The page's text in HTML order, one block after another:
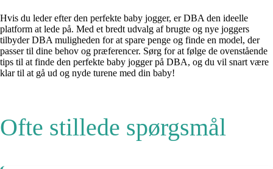
Hvis du leder efter den perfekte baby jogger, er DBA den ideelle
platform at lede på. Med et bredt udvalg af brugte og nye joggers
tilbyder DBA muligheden for at spare penge og finde en model, der
passer til dine behov og præferencer. Sørg for at følge de ovenstående
tips til at finde den perfekte baby jogger på DBA, og du vil snart være
klar til at gå ud og nyde turene med din baby!
Ofte stillede spørgsmål